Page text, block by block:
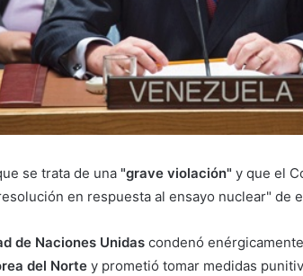
se trata de una "grave violación" y que el
en respuesta al ensayo nuclear" de
de Naciones Unidas condenó
del Norte y prometió tomar medidas